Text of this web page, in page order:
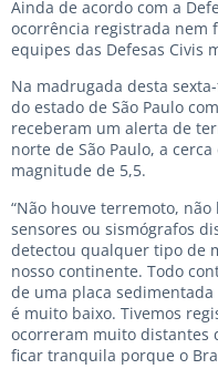
Ainda de acordo com a
ocorrência registrada nem
equipes das Defesas Civis
Na madrugada desta
do estado de São Paulo
receberam um alerta de
norte de São Paulo, a
magnitude de 5,5.
“Não houve terremoto,
sensores ou sismógrafos
detectou qualquer tipo de
nosso continente. Todo
de uma placa
é muito baixo. Tivemos
ocorreram muito distantes
ficar tranquila porque o